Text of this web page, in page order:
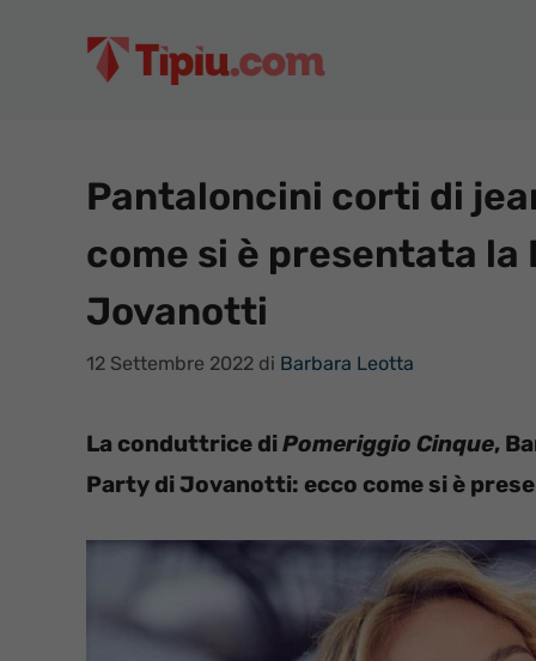
Pantaloncini corti di
come si è presentata la
Jovanotti
12 Settembre 2022 di Barbara Leotta
La conduttrice diPomeriggio Cinque,
Party di Jovanotti: ecco come si è